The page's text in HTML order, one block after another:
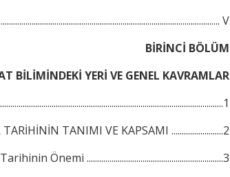
V
BİRİNCİ BÖLÜM
BİLİMİNDEKİ YERİ VE GENEL KAVRAMLAR
TANIMI VE KAPSAMI .........................2
Önemi ..................................................................3